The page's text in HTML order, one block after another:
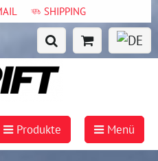
SHIPPING
Produkte Menü